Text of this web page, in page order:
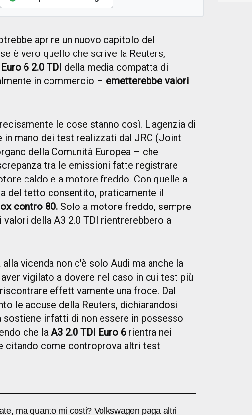
aprire un nuovo capitolo del
è vero quello che scrive la Reuters,
Euro 6 2.0 TDI della media compatta di
in commercio – emetterebbe valori
le cose stanno così. L'agenzia di
in mano dei test realizzati dal JRC (Joint
della Comunità Europea – che
tra le emissioni fatte registrare
caldo e a motore freddo. Con quelle a
del tetto consentito, praticamente il
contro 80. Solo a motore freddo, sempre
della A3 2.0 TDI rientrerebbero a
vicenda non c'è solo Audi ma anche la
vigilato a dovere nel caso in cui test più
effettivamente una frode. Dal
le accuse della Reuters, dichiarandosi
sostiene infatti di non essere in possesso
che la A3 2.0 TDI Euro 6 rientra nei
citando come controprova altri test
ma quanto mi costi? Volkswagen paga altri